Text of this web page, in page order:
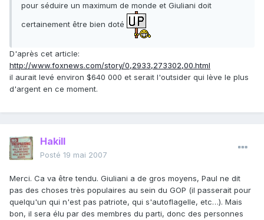
pour séduire un maximum de monde et Giuliani doit
certainement être bien doté
D'après cet article:
http://www.foxnews.com/story/0,2933,273302,00.html
il aurait levé environ $640 000 et serait l'outsider qui lève le plus
d'argent en ce moment.
Hakill
Posté 19 mai 2007
Merci. Ca va être tendu. Giuliani a de gros moyens, Paul ne dit
pas des choses très populaires au sein du GOP (il passerait pour
quelqu'un qui n'est pas patriote, qui s'autoflagelle, etc…). Mais
bon, il sera élu par des membres du parti, donc des personnes